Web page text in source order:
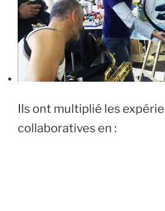
Ils ont multiplié les
collaboratives en :